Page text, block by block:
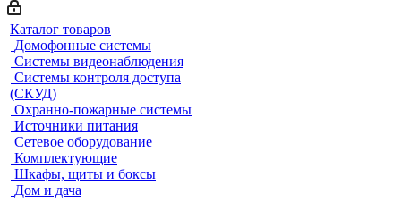
Каталог товаров
Домофонные системы
Системы видеонаблюдения
Системы контроля доступа
(СКУД)
Охранно-пожарные системы
Источники питания
Сетевое оборудование
Комплектующие
Шкафы, щиты и боксы
Дом и дача